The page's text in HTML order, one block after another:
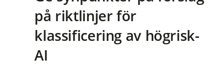
på riktlinjer för
klassificering av högrisk-
AI